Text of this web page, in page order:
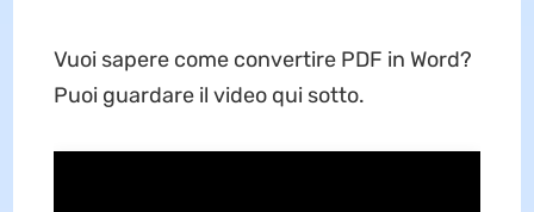
Vuoi sapere come convertire PDF in Word?
Puoi guardare il video qui sotto.